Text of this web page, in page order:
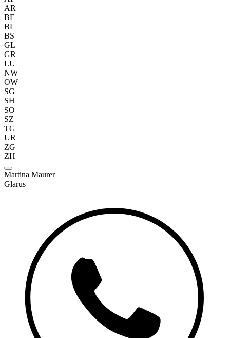
AR
BE
BL
BS
GL
GR
LU
NW
OW
SG
SH
SO
SZ
TG
UR
ZG
ZH
Martina Maurer
Glarus